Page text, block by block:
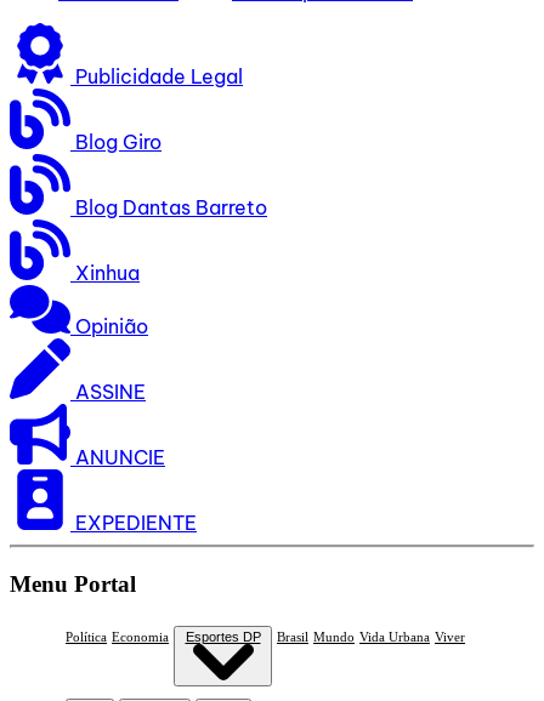
Publicidade Legal
Blog Giro
Blog Dantas Barreto
Xinhua
Opinião
ASSINE
ANUNCIE
EXPEDIENTE
Menu Portal
Política Economia Esportes DP Brasil Mundo Vida Urbana Viver